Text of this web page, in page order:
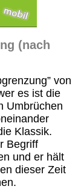
(nach
von
es ist die
Umbrüchen
Klassik.
Begriff
und er hält
dieser Zeit